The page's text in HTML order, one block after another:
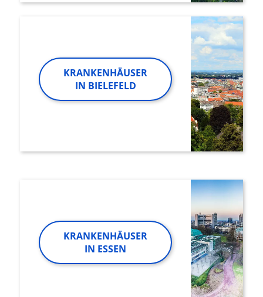
KRANKENHÄUSER
IN BIELEFELD
KRANKENHÄUSER
IN ESSEN